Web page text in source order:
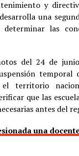
y
una
determinar las
del 24 de
temporal
el territorio
que las
antes del
una